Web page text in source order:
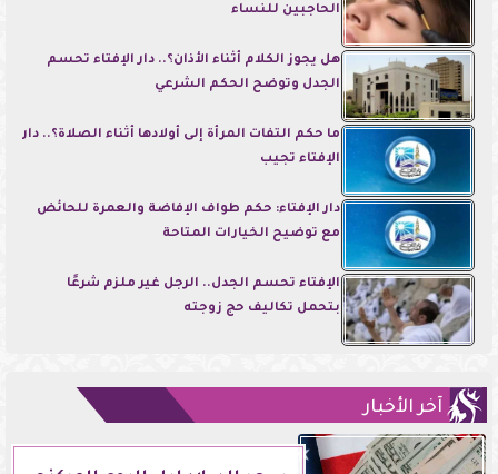
الحاجبين للنساء
هل يجوز الكلام أثناء الأذان؟.. دار الإفتاء تحسم
الجدل وتوضح الحكم الشرعي
ما حكم التفات المرأة إلى أولادها أثناء الصلاة؟.. دار
الإفتاء تجيب
دار الإفتاء: حكم طواف الإفاضة والعمرة للحائض
مع توضيح الخيارات المتاحة
الإفتاء تحسم الجدل.. الرجل غير ملزم شرعًا
بتحمل تكاليف حج زوجته
آخر الأخبار